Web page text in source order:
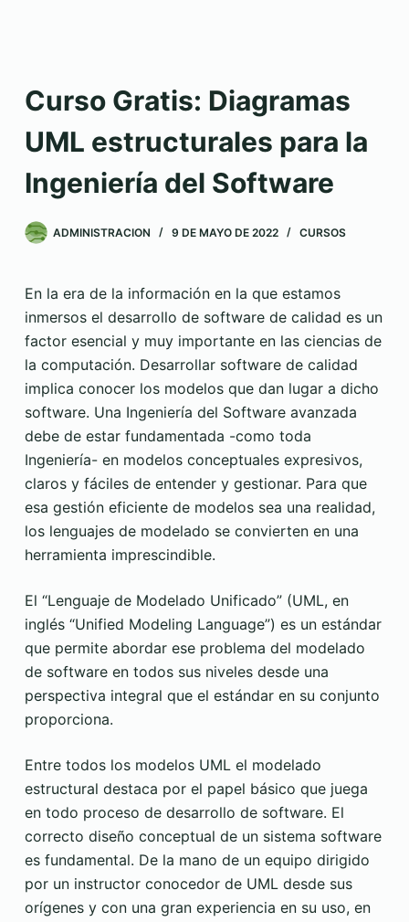
Curso Gratis: Diagramas
UML estructurales para la
Ingeniería del Software
ADMINISTRACION 9 DE MAYO DE 2022 CURSOS
En la era de la información en la que estamos
inmersos el desarrollo de software de calidad es un
factor esencial y muy importante en las ciencias de
la computación. Desarrollar software de calidad
implica conocer los modelos que dan lugar a dicho
software. Una Ingeniería del Software avanzada
debe de estar fundamentada -como toda
Ingeniería- en modelos conceptuales expresivos,
claros y fáciles de entender y gestionar. Para que
esa gestión eficiente de modelos sea una realidad,
los lenguajes de modelado se convierten en una
herramienta imprescindible.
El “Lenguaje de Modelado Unificado” (UML, en
inglés “Unified Modeling Language”) es un estándar
que permite abordar ese problema del modelado
de software en todos sus niveles desde una
perspectiva integral que el estándar en su conjunto
proporciona.
Entre todos los modelos UML el modelado
estructural destaca por el papel básico que juega
en todo proceso de desarrollo de software. El
correcto diseño conceptual de un sistema software
es fundamental. De la mano de un equipo dirigido
por un instructor conocedor de UML desde sus
orígenes y con una gran experiencia en su uso, en